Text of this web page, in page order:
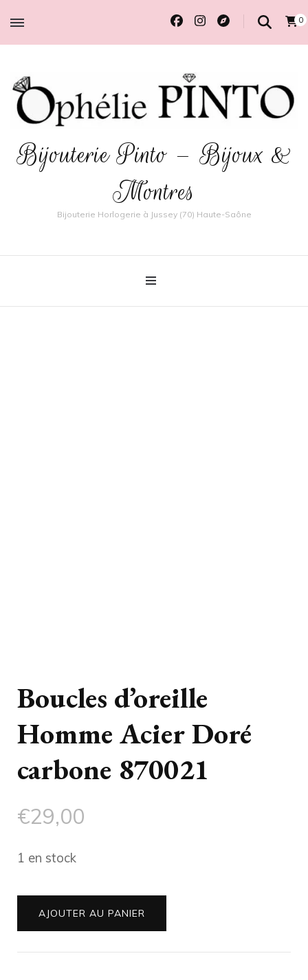
0
Bijouterie Pinto – Bijoux &
Montres
Bijouterie Horlogerie à Jussey (70) Haute-Saône
Boucles d’oreille
Homme Acier Doré
carbone 870021
€29,00
1 en stock
quantité
Boucles
AJOUTER AU PANIER